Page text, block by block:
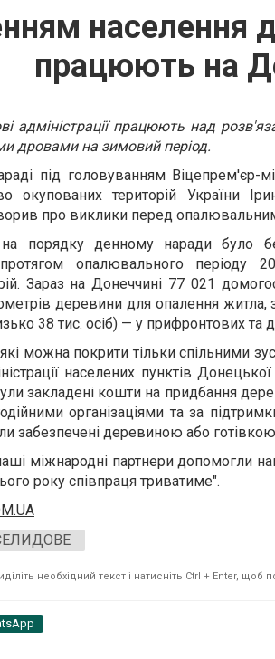
населення
працюють на
адміністрації працюють над
дровами на зимовий період.
під головуванням Віцепрем'єр-
окупованих територій України
про виклики перед
порядку денному наради було
опалювального періоду
Зараз на Донеччині 77 021
деревини для опалення житла,
38 тис. осіб) — у прифронтових та
можна покрити тільки спільними
населених пунктів
закладені кошти на придбання
організаціями та за
забезпечені деревиною або
міжнародні партнери допомогли
року співпраця триватиме".
необхідний текст і натисніть Ctrl + Enter, щоб